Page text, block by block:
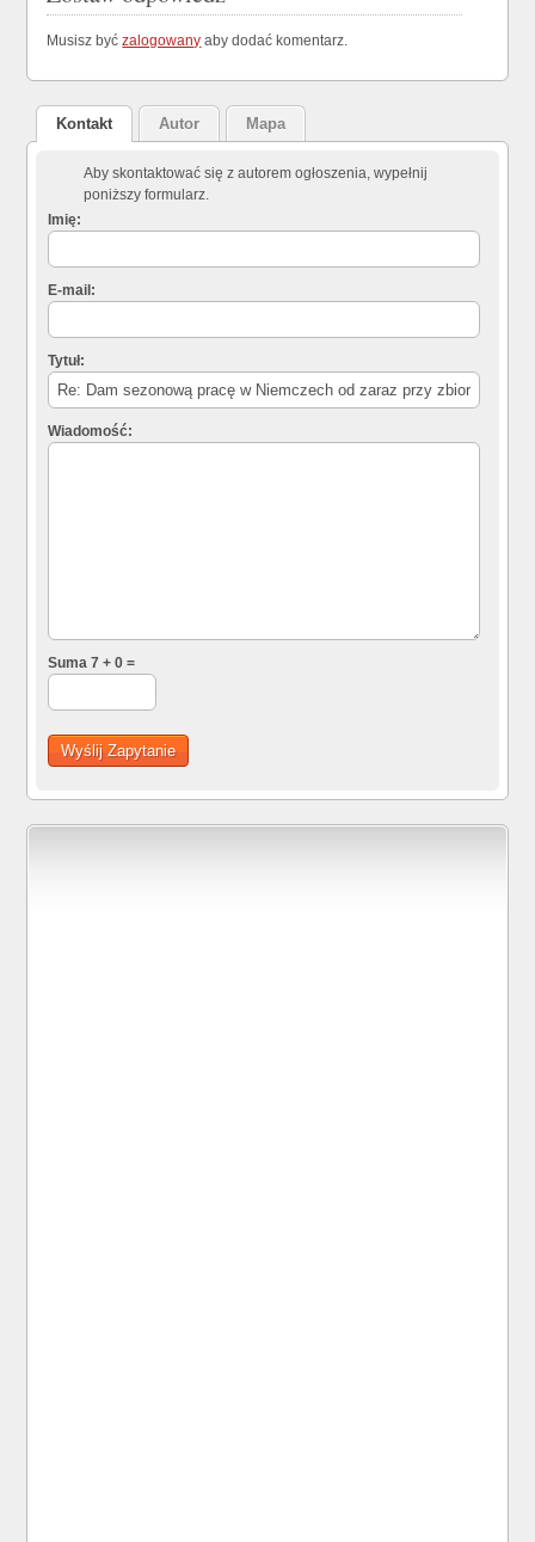
Musisz byćzalogowany aby dodać komentarz.
Kontakt Autor Mapa
Aby skontaktować się z autorem ogłoszenia, wypełnij
poniższy formularz.
Imię:
E-mail:
Tytuł:
Wiadomość:
Suma 7 + 0 =